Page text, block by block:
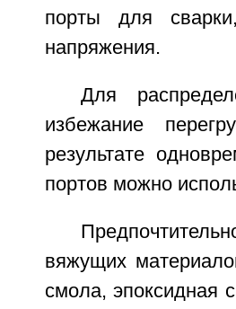
порты для
напряжения.
Для
избежание
результате
портов можно
вяжущих
смола, эпоксидная